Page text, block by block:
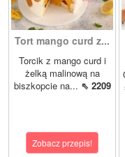
Tort mango curd z...
Torcik z mango curd i
żelką malinową na
biszkopcie na... ⇖ 2209
Zobacz przepis!